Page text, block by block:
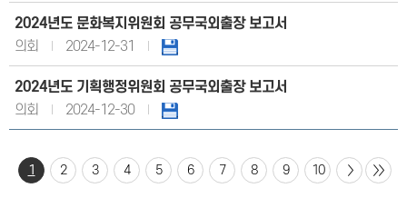
2024년도 문화복지위원회 공무국외출장 보고서
의회
2024-12-31
2024년도 기획행정위원회 공무국외출장 보고서
의회
2024-12-30
1 2 3 4 5 6 7 8 9 10